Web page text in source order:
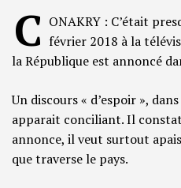
C ONAKRY : C’était
février 2018 à la
la République est annoncé
Un discours « d’espoir »,
apparait conciliant. Il
annonce, il veut surtout
que traverse le pays.